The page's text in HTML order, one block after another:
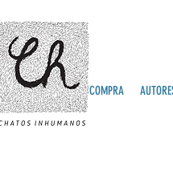
COMPRA